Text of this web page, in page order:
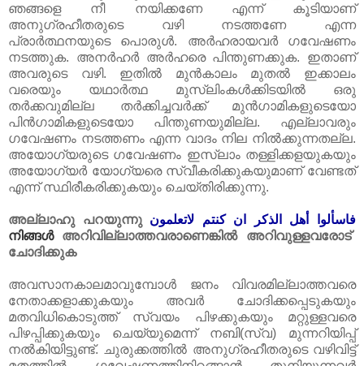
ഞങ്ങളെ നീ നയിക്കണേ എന്ന് കൂടിയാണ്‌
അനുഗ്രഹീതരുടെ വഴി നടത്തണേ എന്ന
പ്രാർത്ഥനയുടെ പൊരുൾ. അർഹരായവർ ഗവേഷണം
നടത്തുക. അനർഹർ അർഹരെ പിന്തുണക്കുക. ഇതാണ്‌
അവരുടെ വഴി. ഇതിൽ മുൻകാലം മുതൽ ഇക്കാലം
വരെയും യഥാർത്ഥ മുസ്‌ലിംകൾക്കിടയിൽ ഒരു
തർക്കവുമില്ല തർക്കിച്ചവർക്ക്‌ മുൻഗാമികളുടെയോ
പിൻഗാമികളുടെയോ പിന്തുണയുമില്ല. എല്ലാവരും
ഗവേഷണം നടത്തണം എന്ന വാദം നില നിൽക്കുന്നതല്ല.
അയോഗ്യരുടെ ഗവേഷണം ഇസ്‌ലാം തള്ളിക്കളയുകയും
അയോഗ്യർ യോഗ്യരെ സ്വീകരിക്കുകയുമാണ്‌ വേണ്ടത്‌
എന്ന് സ്ഥിരീകരിക്കുകയും ചെയ്തിരിക്കുന്നു.
അല്ലാഹു പറയുന്നു فاسألوا أهل الذكر ان كنتم لاتعلمون
നിങ്ങൾഅറിവില്ലാത്തവരാണെങ്കിൽ അറിവുള്ളവരോട്‌
ചോദിക്കുക
അവസാനകാലമാവുമ്പോൾ ജനം വിവരമില്ലാത്തവരെ
നേതാക്കളാക്കുകയും അവർ ചോദിക്കപ്പെടുകയും
മതവിധികൊടുത്ത്‌ സ്വയം പിഴക്കുകയും മറ്റുള്ളവരെ
പിഴപ്പിക്കുകയും ചെയ്യുമെന്ന് നബി(സ്വ) മുന്നറിയിപ്പ്‌
നൽകിയിട്ടുണ്ട്‌. ചുരുക്കത്തിൽ അനുഗ്രഹീതരുടെ വഴിവിട്ട്‌